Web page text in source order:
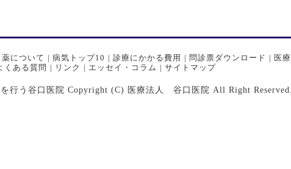
薬について | 病気トップ10 | 診療にかかる費用 | 問診票ダウンロード | 医
くある質問 | リンク | エッセイ・コラム | サイトマップ
行う谷口医院 Copyright (C) 医療法人 谷口医院 All Right Reserved.